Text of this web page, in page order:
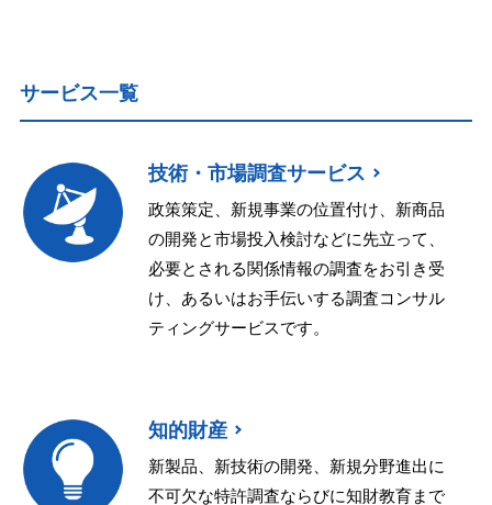
サービス一覧
技術・市場調査サービス
政策策定、新規事業の位置付け、新商品
の開発と市場投入検討などに先立って、
必要とされる関係情報の調査をお引き受
け、あるいはお手伝いする調査コンサル
ティングサービスです。
知的財産
新製品、新技術の開発、新規分野進出に
不可欠な特許調査ならびに知財教育まで